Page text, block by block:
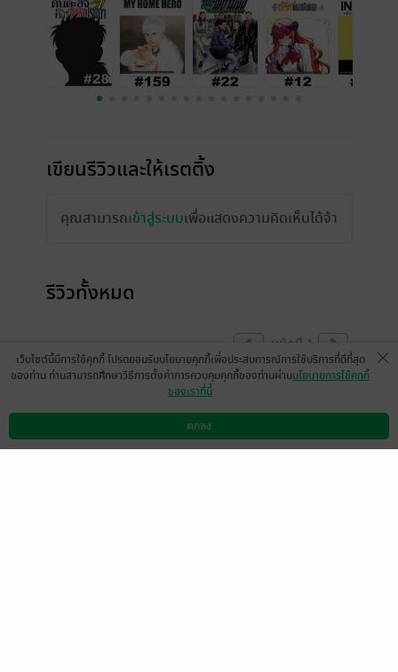
เขียนรีวิวและให้เรตติ้ง
คุณสามารถเข้าสู่ระบบเพื่อแสดงความคิดเห็นได้จ้า
รีวิวทั้งหมด
หน้าที่ 1
ดาวน์โหลดแอป วิธีการใช้งาน ติดต่อเรา
เว็บไซต์นี้มีการใช้คุกกี้ โปรดยอมรับนโยบายคุกกี้เพื่อประสบการณ์การใช้บริการที่ดีที่สุด
ของท่าน ท่านสามารถศึกษาวิธีการตั้งค่าการควบคุมคุกกี้ของท่านผ่านนโยบายการใช้คุกกี้
ของเราที่นี่
ตกลง